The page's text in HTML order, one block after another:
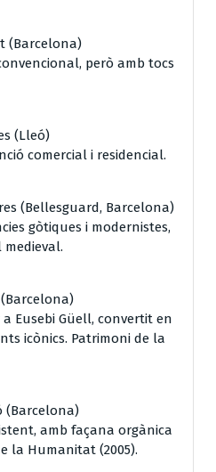
(Barcelona)
però amb tocs
(Lleó)
comercial i residencial.
(Bellesguard, Barcelona)
gòtiques i modernistes,
(Barcelona)
Eusebi Güell, convertit en
icònics. Patrimoni de la
(Barcelona)
amb façana orgànica
la Humanitat (2005).